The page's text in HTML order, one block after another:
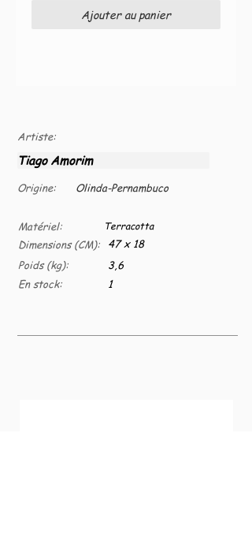
Ajouter au panier
Artiste:
Tiago Amorim
Origine: Olinda-Pernambuco
Matériel:
Dimensions (CM):
Poids (kg):
En stock:
Terracotta
47 x 18
3,6
1